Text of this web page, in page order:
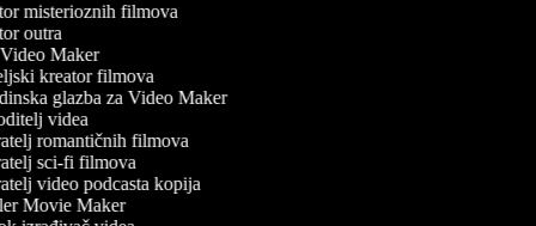
misterioznih filmova
outra
Maker
kreator filmova
glazba za Video Maker
videa
romantičnih filmova
sci-fi filmova
video podcasta kopija
Movie Maker